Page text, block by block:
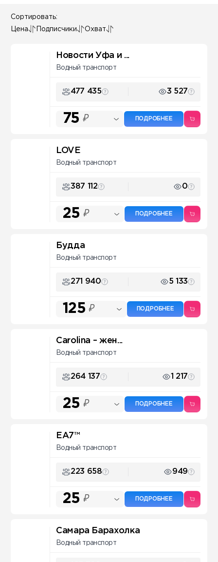
Сортировать:
Цена Подписчики Охват
Новости Уфа и ...
Водный транспорт
477 435 3 527
75 ₽ ПОДРОБНЕЕ
LOVE
Водный транспорт
387 112 0
25 ₽ ПОДРОБНЕЕ
Будда
Водный транспорт
271 940 5 133
125 ₽ ПОДРОБНЕЕ
Carolina – жен...
Водный транспорт
264 137 1 217
25 ₽ ПОДРОБНЕЕ
EA7™
Водный транспорт
223 658 949
25 ₽ ПОДРОБНЕЕ
Самара Барахолка
Водный транспорт